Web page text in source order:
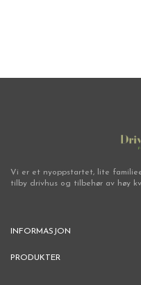
Vi er et nyoppstartet, lite
tilby drivhus og tilbehør av høy
INFORMASJON
PRODUKTER